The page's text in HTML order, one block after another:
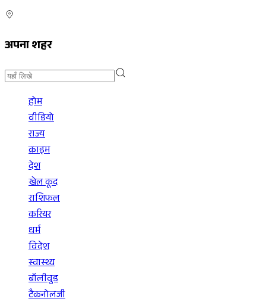
अपना शहर
होम
वीडियो
राज्य
क्राइम
देश
खेल कूद
राशिफल
करियर
धर्म
विदेश
स्वास्थ्य
बॉलीवुड
टैकनोलजी